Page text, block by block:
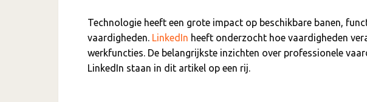
Technologie heeft een grote impact op beschikbare banen,
vaardigheden. LinkedIn heeft onderzocht hoe vaardigheden
werkfuncties. De belangrijkste inzichten over professionele
LinkedIn staan in dit artikel op een rij.